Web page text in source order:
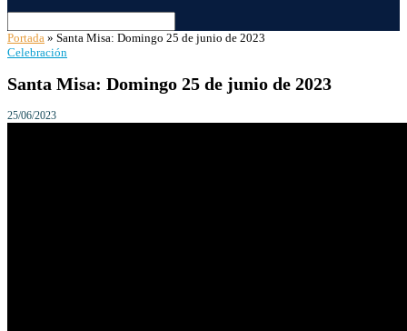
Portada » Santa Misa: Domingo 25 de junio de 2023
Celebración
Santa Misa: Domingo 25 de junio de 2023
25/06/2023